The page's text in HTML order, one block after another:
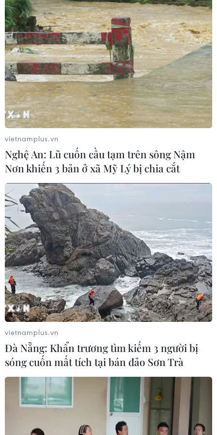
06/08/2026 11:05
Nhận định Việt Nam vs Campuchia:
'Phù thủy Kim' sẽ xoay tua toan tính
đường dài?
06/08/2026 08:25
HLV Kim Sang-sik: 'Tuyển Việt Nam
hướng tới chiến thắng để giữ ngôi
đầu bảng'
06/08/2026 07:25
Chủ tịch Liên đoàn Bóng đá thế giới
chịu sức ép chưa từng có
06/08/2026 04:12
Futsal Việt Nam bất bại sau trận hòa
khó tin trước chủ nhà Thái Lan
06/08/2026 02:38
Toàn cảnh ASEAN Cup: Thái
Lan "thắng như chẻ tre", thách thức
tuyển Việt Nam
05/08/2026 07:15
Nhận định Philippines vs
Thái Lan: Madam Pang treo thưởng
tiền tỷ, "Voi chiến" quyết thắng
vietnamplus.vn
Nghệ An: Lũ cuốn cầu tạm trên sông Nậm
Nơn khiến 3 bản ở xã Mỹ Lý bị chia cắt
vietnamplus.vn
Đà Nẵng: Khẩn trương tìm kiếm 3 người bị
sóng cuốn mất tích tại bán đảo Sơn Trà